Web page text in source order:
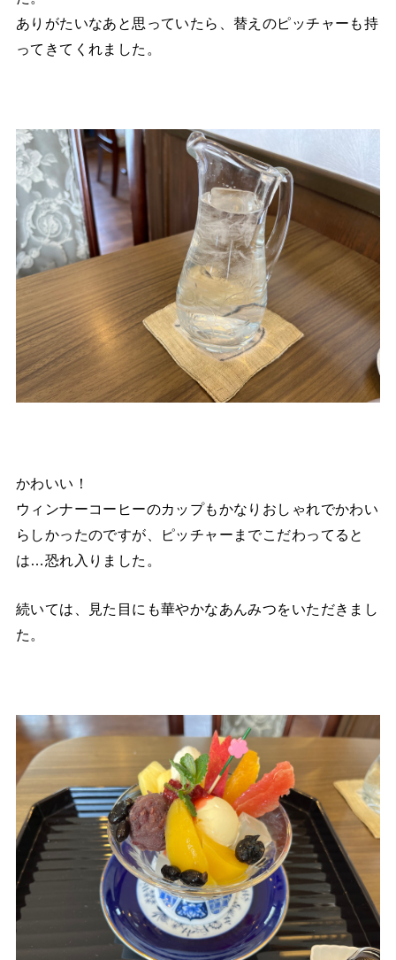
ありがたいなあと思っていたら、替えのピッチャーも持
ってきてくれました。
かわいい！
ウィンナーコーヒーのカップもかなりおしゃれでかわい
らしかったのですが、ピッチャーまでこだわってると
は…恐れ入りました。
続いては、見た目にも華やかなあんみつをいただきまし
た。